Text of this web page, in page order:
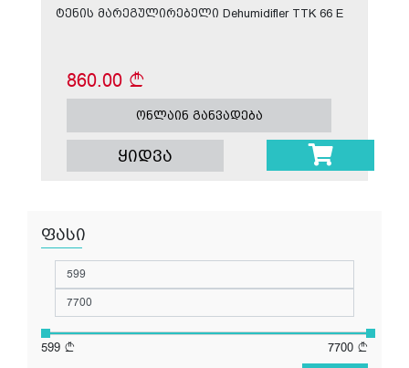
ფასი
599 7700
ტენის მარეგულირებელი Dehumidifler TTK 66 E
860.00
ონლაინ განვადება
ყიდვა